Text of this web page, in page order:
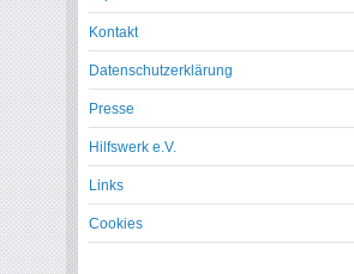
Kontakt
Datenschutzerklärung
Presse
Hilfswerk e.V.
Links
Cookies